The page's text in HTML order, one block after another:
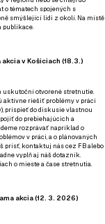
o tématech spojených s
smýšlející lidi z okolí. Na místě
publikace.
v Košiciach (18.3.)
uskutoční otvorené stretnutie.
aktívne riešiť problémy v práci
prispieť do diskusie vlastnou
do prebiehajúcich a
rozprávať napríklad o
v práci, a o plánovaných
prísť, kontaktuj nás cez FBalebo
vyplň aj náš dotazník.
o mieste a čase stretnutia.
akcia (12. 3. 2026)